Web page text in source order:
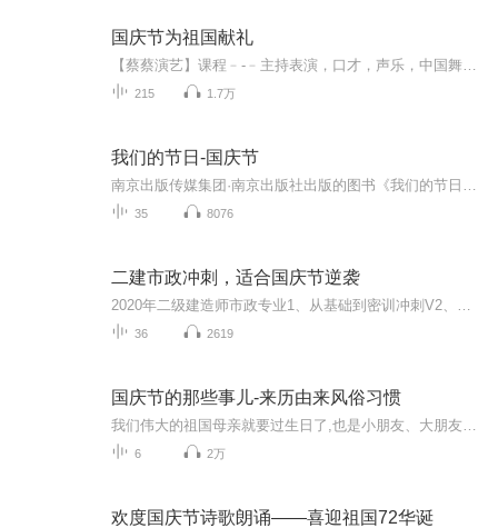
国庆节为祖国献礼
215 1.7万
我们的节日-国庆节
35 8076
二建市政冲刺，适合国庆节逆袭
36 2619
国庆节的那些事儿-来历由来风俗习惯
6 2万
欢度国庆节诗歌朗诵——喜迎祖国72华诞